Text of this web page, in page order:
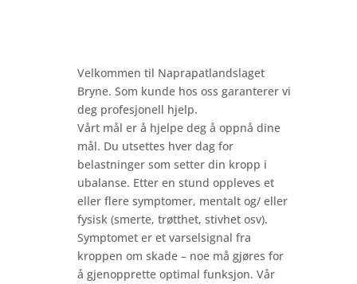
Velkommen til Naprapatlandslaget
Bryne. Som kunde hos oss garanterer vi
deg profesjonell hjelp.
Vårt mål er å hjelpe deg å oppnå dine
mål. Du utsettes hver dag for
belastninger som setter din kropp i
ubalanse. Etter en stund oppleves et
eller flere symptomer, mentalt og/ eller
fysisk (smerte, trøtthet, stivhet osv).
Symptomet er et varselsignal fra
kroppen om skade – noe må gjøres for
å gjenopprette optimal funksjon. Vår